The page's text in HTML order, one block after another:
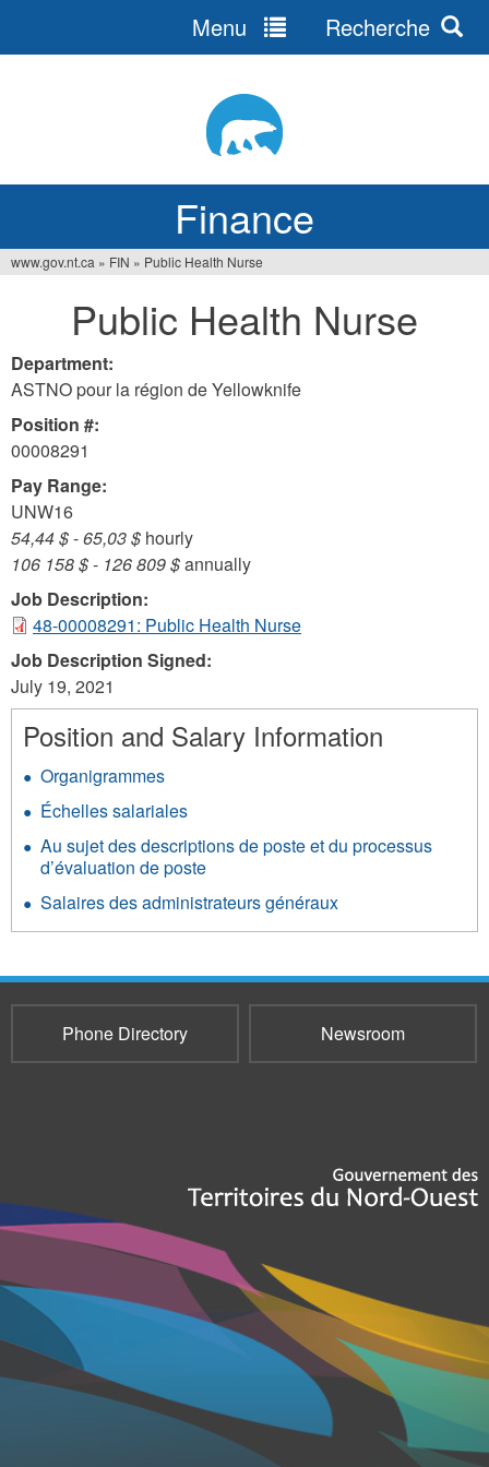
Finance
Menu Recherche
here
www.gov.nt.ca » FIN » Public Health Nurse
Public Health Nurse
Department:
ASTNO pour la région de Yellowknife
Position #:
00008291
Pay Range:
UNW16
54,44 $-65,03 $ hourly
106 158 $- 126 809 $annually
Job Description:
48-00008291: Public Health Nurse
Job Description Signed:
July 19, 2021
Position and Salary Information
Organigrammes
Échelles salariales
Au sujet des descriptions de poste et du processus
d’évaluation de poste
Salaires des administrateurs généraux
Phone Directory Newsroom